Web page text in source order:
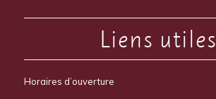
Liens utiles
Horaires d’ouverture